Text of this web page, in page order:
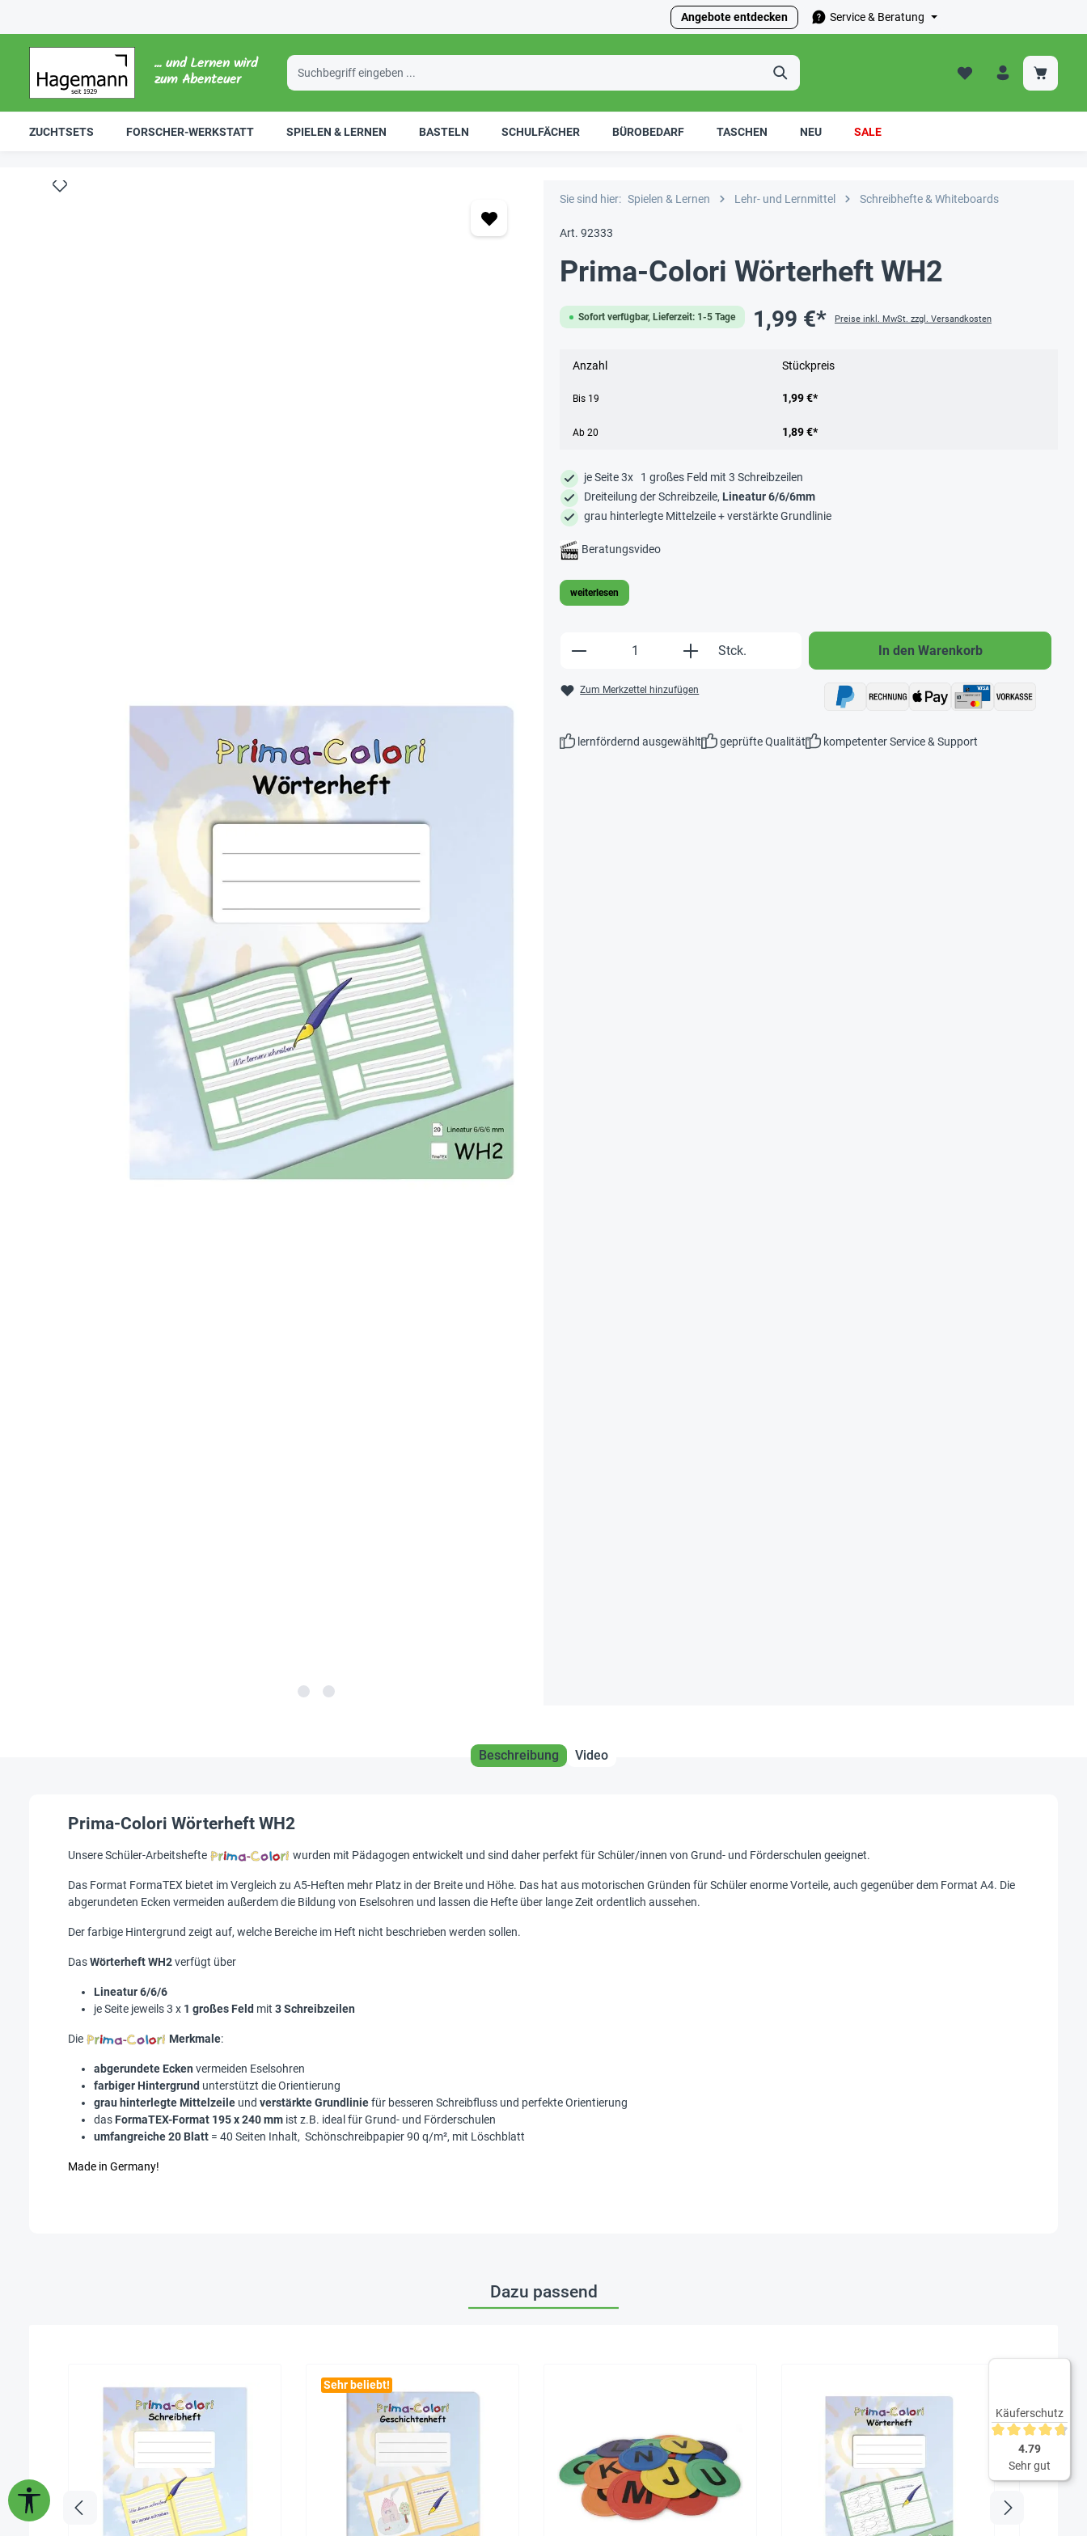
Angebote entdecken Service & Beratung
... und Lernen wird
zum Abenteuer
ZUCHTSETS FORSCHER-WERKSTATT SPIELEN & LERNEN BASTELN SCHULFÄCHER BÜROBEDARF TASCHEN NEU SALE
Sie sind hier: Spielen & Lernen Lehr- und Lernmittel Schreibhefte & Whiteboards
Art. 92333
Prima-Colori Wörterheft WH2
Sofort verfügbar, Lieferzeit: 1-5 Tage 1,99 €* Preise inkl. MwSt. zzgl. Versandkosten
Anzahl Stückpreis
Bis 19 1,99 €*
Ab 20 1,89 €*
je Seite 3x 1 großes Feld mit 3 Schreibzeilen
Dreiteilung der Schreibzeile, Lineatur 6/6/6mm
grau hinterlegte Mittelzeile + verstärkte Grundlinie
Beratungsvideo
weiterlesen
Produkt Anzahl: Gib den gewünschten Wert ein oder
Stck.
Zum Merkzettel hinzufügen
In den Warenkorb
lernfördernd ausgewählt geprüfte Qualität kompetenter Service & Support
Beschreibung Video
Prima-Colori Wörterheft WH2
Unsere Schüler-Arbeitshefte wurden mit Pädagogen entwickelt und sind daher perfekt für Schüler/innen von Grund- und Förderschulen geeignet.
Das Format FormaTEX bietet im Vergleich zu A5-Heften mehr Platz in der Breite und Höhe. Das hat aus motorischen Gründen für Schüler enorme Vorteile, auch gegenüber dem Format A4. Die
abgerundeten Ecken vermeiden außerdem die Bildung von Eselsohren und lassen die Hefte über lange Zeit ordentlich aussehen.
Der farbige Hintergrund zeigt auf, welche Bereiche im Heft nicht beschrieben werden sollen.
DasWörterheft WH2verfügt über
Lineatur 6/6/6
je Seite jeweils 3 x 1 großes Feld mit 3 Schreibzeilen
Die Merkmale:
abgerundete Ecken vermeiden Eselsohren
farbiger Hintergrund unterstützt die Orientierung
grau hinterlegte Mittelzeile und verstärkte Grundliniefür besseren Schreibfluss und perfekte Orientierung
das FormaTEX-Format 195 x 240 mm ist z.B. ideal für Grund- und Förderschulen
umfangreiche 20 Blatt = 40 Seiten Inhalt, Schönschreibpapier 90 q/m², mit Löschblatt
Made in Germany!
Dazu passend
Sehr beliebt!
Werkzeugleiste anzeigen
Käuferschutz
Durchschnittliche
4.79
Sehr gut